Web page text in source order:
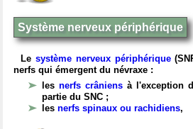
Système nerveux périphérique
Le système nerveux périphérique
nerfs qui émergent du névraxe :
les nerfs crâniens à l'exception
partie du SNC ;
les nerfs spinaux ou rachidiens,